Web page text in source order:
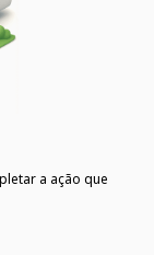
a ação que